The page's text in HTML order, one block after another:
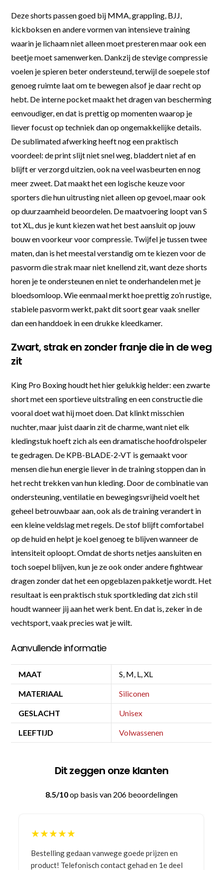
Deze shorts passen goed bij MMA, grappling, BJJ,
kickboksen en andere vormen van intensieve training
waarin je lichaam niet alleen moet presteren maar ook een
beetje moet samenwerken. Dankzij de stevige compressie
voelen je spieren beter ondersteund, terwijl de soepele stof
genoeg ruimte laat om te bewegen alsof je daar recht op
hebt. De interne pocket maakt het dragen van bescherming
eenvoudiger, en dat is prettig op momenten waarop je
liever focust op techniek dan op ongemakkelijke details.
De sublimated afwerking heeft nog een praktisch
voordeel: de print slijt niet snel weg, bladdert niet af en
blijft er verzorgd uitzien, ook na veel wasbeurten en nog
meer zweet. Dat maakt het een logische keuze voor
sporters die hun uitrusting niet alleen op gevoel, maar ook
op duurzaamheid beoordelen. De maatvoering loopt van S
tot XL, dus je kunt kiezen wat het best aansluit op jouw
bouw en voorkeur voor compressie. Twijfel je tussen twee
maten, dan is het meestal verstandig om te kiezen voor de
pasvorm die strak maar niet knellend zit, want deze shorts
horen je te ondersteunen en niet te onderhandelen met je
bloedsomloop. Wie eenmaal merkt hoe prettig zo’n rustige,
stabiele pasvorm werkt, pakt dit soort gear vaak sneller
dan een handdoek in een drukke kleedkamer.
Zwart, strak en zonder franje die in de weg
zit
King Pro Boxing houdt het hier gelukkig helder: een zwarte
short met een sportieve uitstraling en een constructie die
vooral doet wat hij moet doen. Dat klinkt misschien
nuchter, maar juist daarin zit de charme, want niet elk
kledingstuk hoeft zich als een dramatische hoofdrolspeler
te gedragen. De KPB-BLADE-2-VT is gemaakt voor
mensen die hun energie liever in de training stoppen dan in
het recht trekken van hun kleding. Door de combinatie van
ondersteuning, ventilatie en bewegingsvrijheid voelt het
geheel betrouwbaar aan, ook als de training verandert in
een kleine veldslag met regels. De stof blijft comfortabel
op de huid en helpt je koel genoeg te blijven wanneer de
intensiteit oploopt. Omdat de shorts netjes aansluiten en
toch soepel blijven, kun je ze ook onder andere fightwear
dragen zonder dat het een opgeblazen pakketje wordt. Het
resultaat is een praktisch stuk sportkleding dat zich stil
houdt wanneer jij aan het werk bent. En dat is, zeker in de
vechtsport, vaak precies wat je wilt.
Aanvullende informatie
MAAT S, M, L, XL
MATERIAAL Siliconen
GESLACHT Unisex
LEEFTIJD Volwassenen
Dit zeggen onze klanten
8.5/10op basis van 206 beoordelingen
★★★★★
Bestelling gedaan vanwege goede prijzen en
product! Telefonisch contact gehad en 1e deel